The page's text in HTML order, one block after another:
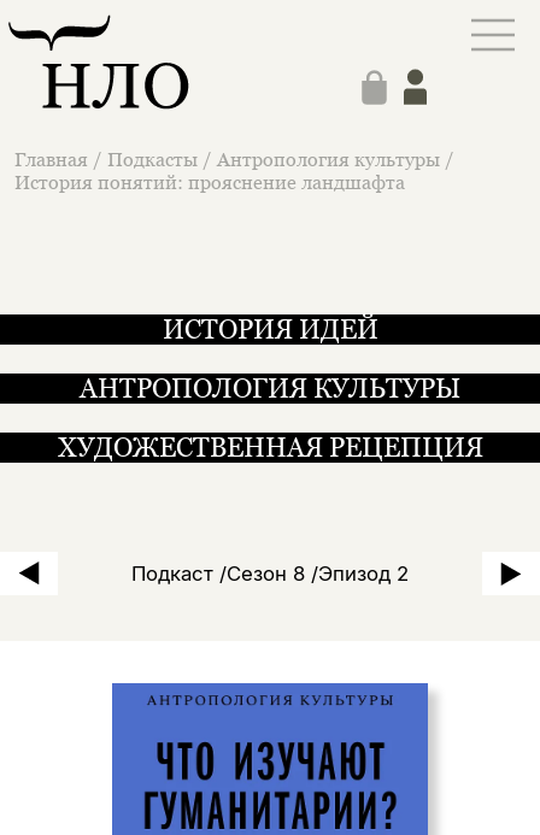
Главная / Подкасты / Антропология культуры /
История понятий: прояснение ландшафта
ИСТОРИЯ ИДЕЙ
АНТРОПОЛОГИЯ КУЛЬТУРЫ
ХУДОЖЕСТВЕННАЯ РЕЦЕПЦИЯ
Подкаст /Сезон 8 /Эпизод 2